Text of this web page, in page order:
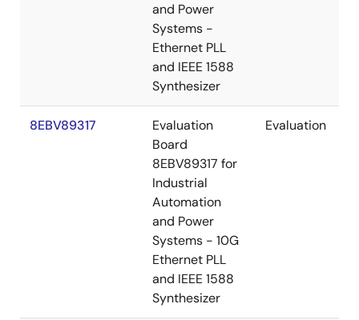
and Power
Systems -
Ethernet PLL
and IEEE 1588
Synthesizer
8EBV89317
Evaluation
Board
8EBV89317 for
Industrial
Automation
and Power
Systems - 10G
Ethernet PLL
and IEEE 1588
Synthesizer
Evaluation